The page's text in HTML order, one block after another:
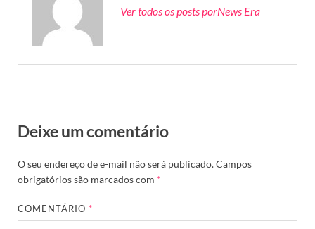
Ver todos os posts porNews Era
Deixe um comentário
O seu endereço de e-mail não será publicado.Campos
obrigatórios são marcados com *
COMENTÁRIO*